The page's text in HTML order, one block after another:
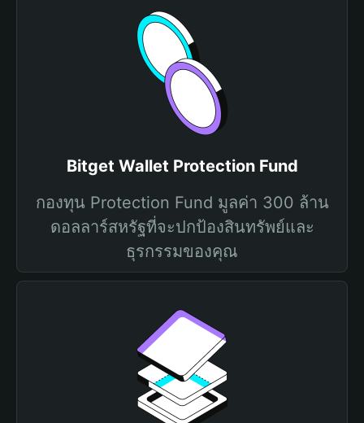
Bitget Wallet Protection Fund
กองทุน Protection Fund มูลค่า 300 ล้าน
ดอลลาร์สหรัฐที่จะปกป้องสินทรัพย์และ
ธุรกรรมของคุณ